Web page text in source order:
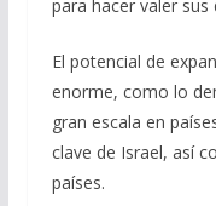
para hacer valer
El potencial de
enorme, como lo
gran escala en
clave de Israel, así
países.